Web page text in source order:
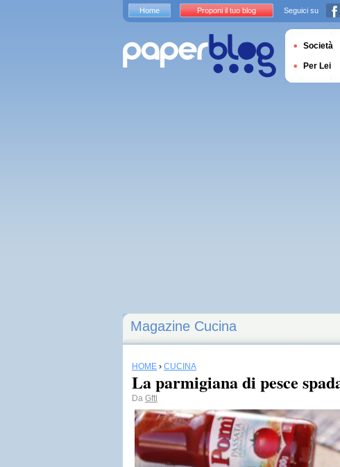
Magazine Cucina
HOME › CUCINA
La parmigiana di pesce
Da Gftl
Home Proponi il tuo blog Seguici su
Società
Per Lei